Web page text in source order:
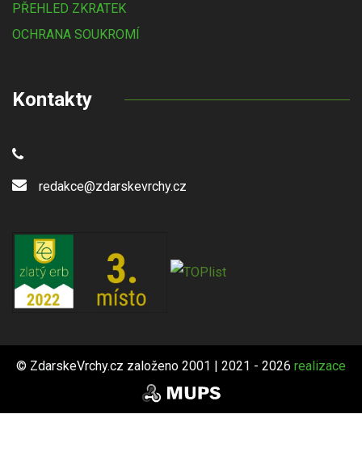
PŘEHLED ZKRATEK
OCHRANA SOUKROMÍ
Kontakty
redakce@zdarskevrchy.cz
© ZdarskeVrchy.cz založeno 2001 | 2021 - 2026 realizace